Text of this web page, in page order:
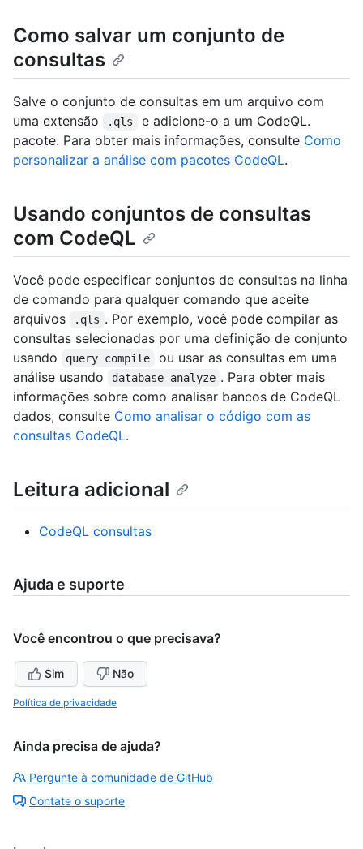
Como salvar um conjunto de
consultas
Salve o conjunto de consultas em um arquivo com
uma extensão
.qls
e adicione-o a um CodeQL.
pacote. Para obter mais informações, consulte Como
personalizar a análise com pacotes CodeQL.
Usando conjuntos de consultas
com CodeQL
Você pode especificar conjuntos de consultas na linha
de comando para qualquer comando que aceite
arquivos
.qls . Por exemplo, você pode compilar as
consultas selecionadas por uma definição de conjunto
usando
query compile
ou usar as consultas em uma
análise usando
database analyze . Para obter mais
informações sobre como analisar bancos de CodeQL
dados, consulte Como analisar o código com as
consultas CodeQL.
Leitura adicional
CodeQL consultas
Ajuda e suporte
Você encontrou o que precisava?
Sim Não
Política de privacidade
Ainda precisa de ajuda?
Pergunte à comunidade de GitHub
Contate o suporte